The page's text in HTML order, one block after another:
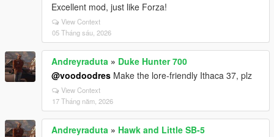
Excellent mod, just like Forza!
View Context
05 Tháng sáu, 2026
Andreyraduta » Duke Hunter 700
@voodoodres Make the lore-friendly Ithaca 37, plz
View Context
17 Tháng năm, 2026
Andreyraduta » Hawk and Little SB-5